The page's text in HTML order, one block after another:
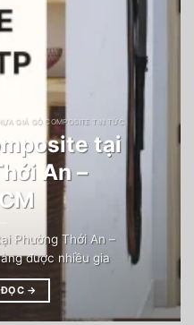
GIẢ GỖ COMPOSITE TIN TỨC
tại
An –
Phường Thới An –
được nhiều gia
ĐỌC →